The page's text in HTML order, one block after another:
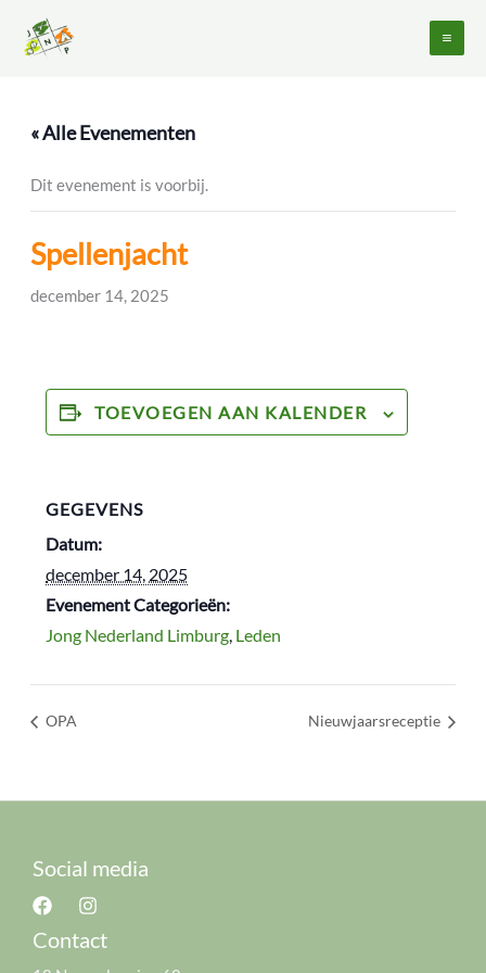
naar
« Alle Evenementen
Dit evenement is voorbij.
Spellenjacht
december 14, 2025
TOEVOEGEN AAN KALENDER
GEGEVENS
Datum:
december 14, 2025
Evenement Categorieën:
Jong Nederland Limburg Leden
OPA Nieuwjaarsreceptie
Social media
Contact